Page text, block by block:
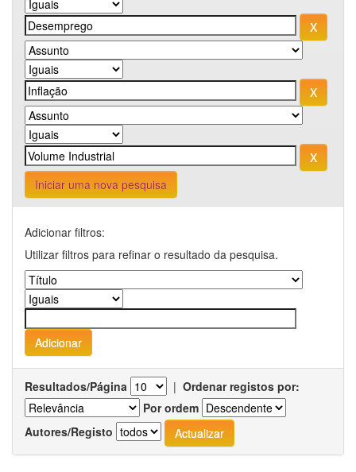
Iniciar uma nova pesquisa
Adicionar filtros:
Utilizar filtros para refinar o resultado da pesquisa.
Resultados/Página | Ordenar registos por:
Por ordem
Autores/Registo